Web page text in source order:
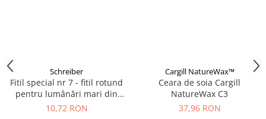
Schreiber
Fitil special nr 7 - fitil rotund
pentru lumânări mari din
ceară de albine
10,72 RON
Cargill NatureWax™
Ceara de soia Cargill
NatureWax C3
37,96 RON